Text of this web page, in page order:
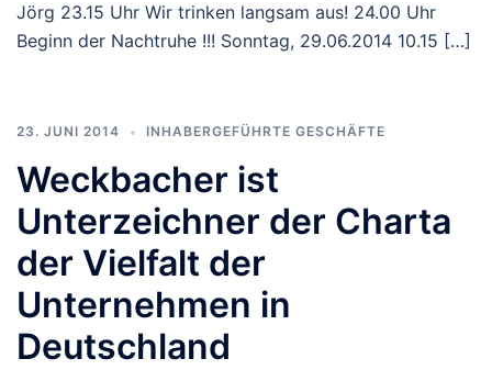
Jörg 23.15 Uhr Wir trinken langsam aus! 24.00 Uhr
Beginn der Nachtruhe !!! Sonntag, 29.06.2014 10.15 […]
23. JUNI 2014 INHABERGEFÜHRTE GESCHÄFTE
Weckbacher ist
Unterzeichner der Charta
der Vielfalt der
Unternehmen in
Deutschland